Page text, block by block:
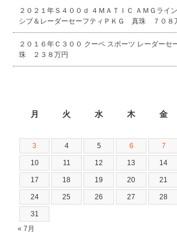
２０２１年Ｓ４００ｄ ４ＭＡＴＩＣ ＡＭＧライ
シブ＆レーダーセーフティＰＫＧ 真珠 ７０８
２０１６年Ｃ３００ クーペ スポーツ レーダー
珠 ２３８万円
月 火 水 木 金
3 4 5 6 7
10 11 12 13 14
17 18 19 20 21
24 25 26 27 28
31
« 7月